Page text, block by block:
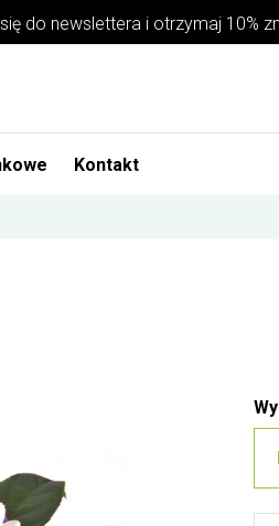
do newslettera i otrzymaj 10%
Kontakt